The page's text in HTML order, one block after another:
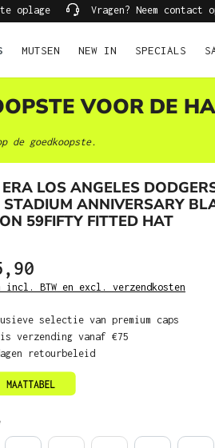
oplage Vragen? Neem contact
MUTSEN NEW IN SPECIALS
VOOR DE
de goedkoopste.
LOS ANGELES
ANNIVERSARY
59FIFTY FITTED HAT
incl. BTW en excl. verzendkosten
selectie van premium caps
verzending vanaf €75
retourbeleid